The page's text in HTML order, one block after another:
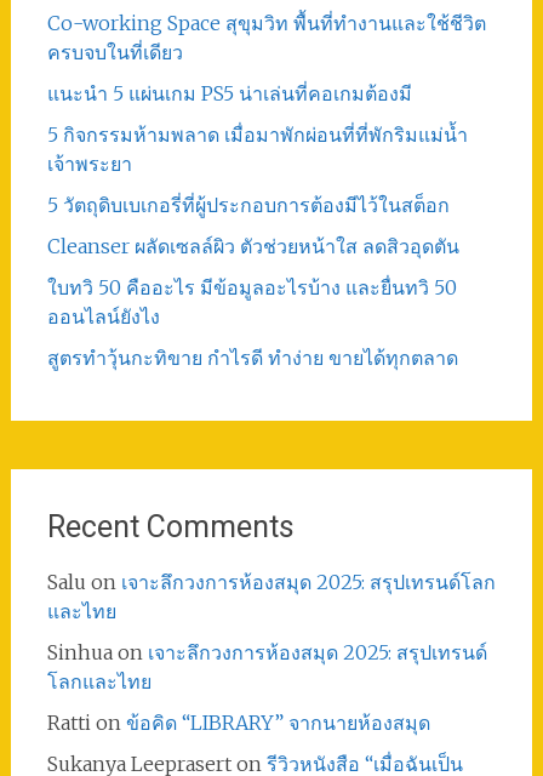
Co-working Space สุขุมวิท พื้นที่ทำงานและใช้ชีวิต
ครบจบในที่เดียว
แนะนำ 5 แผ่นเกม PS5 น่าเล่นที่คอเกมต้องมี
5 กิจกรรมห้ามพลาด เมื่อมาพักผ่อนที่ที่พักริมแม่น้ำ
เจ้าพระยา
5 วัตถุดิบเบเกอรี่ที่ผู้ประกอบการต้องมีไว้ในสต็อก
Cleanser ผลัดเซลล์ผิว ตัวช่วยหน้าใส ลดสิวอุดตัน
ใบทวิ 50 คืออะไร มีข้อมูลอะไรบ้าง และยื่นทวิ 50
ออนไลน์ยังไง
สูตรทําวุ้นกะทิขาย กำไรดี ทำง่าย ขายได้ทุกตลาด
Recent Comments
Salu on เจาะลึกวงการห้องสมุด 2025: สรุปเทรนด์โลก
และไทย
Sinhuaon เจาะลึกวงการห้องสมุด 2025: สรุปเทรนด์
โลกและไทย
Ratti on ข้อคิด “LIBRARY” จากนายห้องสมุด
Sukanya Leepraserton รีวิวหนังสือ “เมื่อฉันเป็น